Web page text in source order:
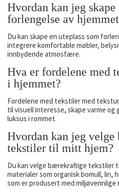
Hvordan kan jeg skape
forlengelse av
Du kan skape en uteplass som
integrere komfortable møbler,
innbydende atmosfære.
Hva er fordelene med
i hjemmet?
Fordelene med tekstiler med
til visuell interesse, skape varme og
luksus i rommet.
Hvordan kan jeg
tekstiler til mitt hjem?
Du kan velge bærekraftige tekstiler
materialer som organisk bomull, lin,
som er produsert med miljøvennlige